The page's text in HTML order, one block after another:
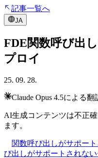
記事一覧へ
JA
FDE関数呼び出
プロイ
25. 09. 28.
Claude Opus 4.5による翻
AI生成コンテンツは不正
ます。
関数呼び出しがサポー
び出しがサポートされな